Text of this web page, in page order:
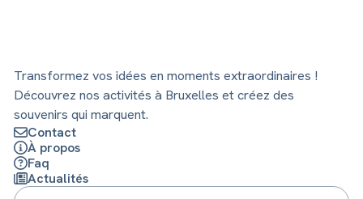
Transformez vos idées en moments extraordinaires !
Découvrez nos activités à Bruxelles et créez des
souvenirs qui marquent.
Contact
À propos
Faq
Actualités